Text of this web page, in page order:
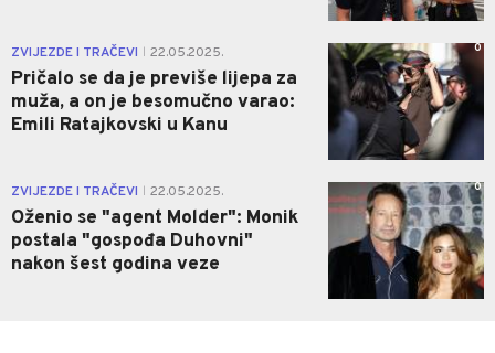
ZVIJEZDE I TRAČEVI 22.05.2025.
Pričalo se da je previše lijepa za
muža, a on je besomučno varao:
Emili Ratajkovski u Kanu
0
ZVIJEZDE I TRAČEVI 22.05.2025.
Oženio se "agent Molder": Monik
postala "gospođa Duhovni"
nakon šest godina veze
0